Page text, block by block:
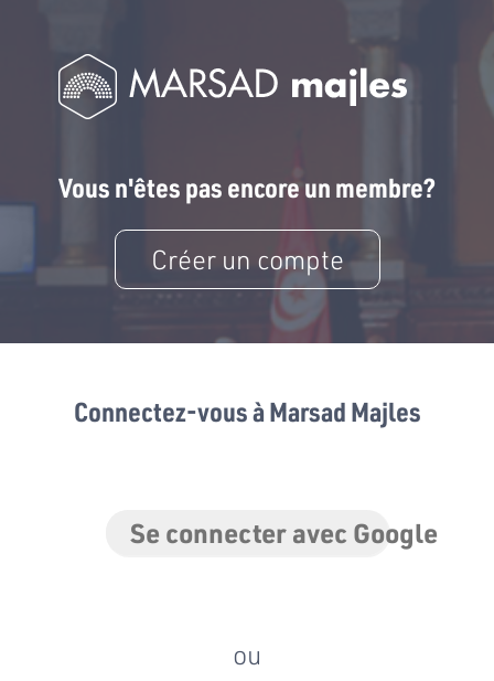
Vous n'êtes pas encore un membre?
Créer un compte
Connectez-vous à Marsad Majles
Se connecter avec Google
ou